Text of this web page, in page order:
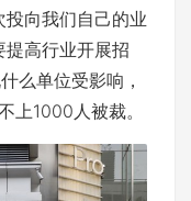
向我们自己的业
高行业开展招
么单位受影响，
上1000人被裁。